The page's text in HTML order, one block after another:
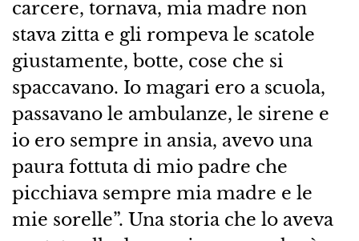
carcere, tornava, mia madre non
stava zitta e gli rompeva le scatole
giustamente, botte, cose che si
spaccavano. Io magari ero a scuola,
passavano le ambulanze, le sirene e
io ero sempre in ansia, avevo una
paura fottuta di mio padre che
picchiava sempre mia madre e le
mie sorelle”. Una storia che lo aveva